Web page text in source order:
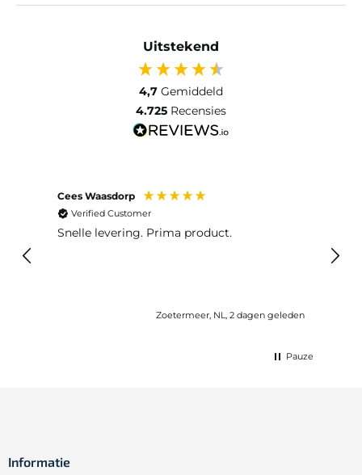
Uitstekend
4,7 Gemiddeld
4.725 Recensies
Cees Waasdorp
Verified Customer
Snelle levering. Prima product.
Zoetermeer, NL, 2 dagen geleden
lang
Pauze
Informatie